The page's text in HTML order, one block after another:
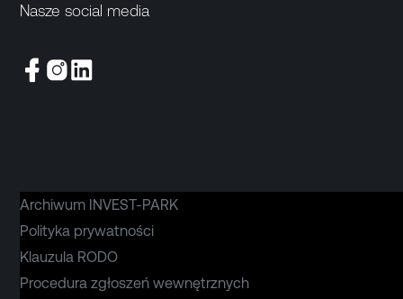
Nasze social media
Archiwum INVEST-PARK
Polityka prywatności
Klauzula RODO
Procedura zgłoszeń wewnętrznych